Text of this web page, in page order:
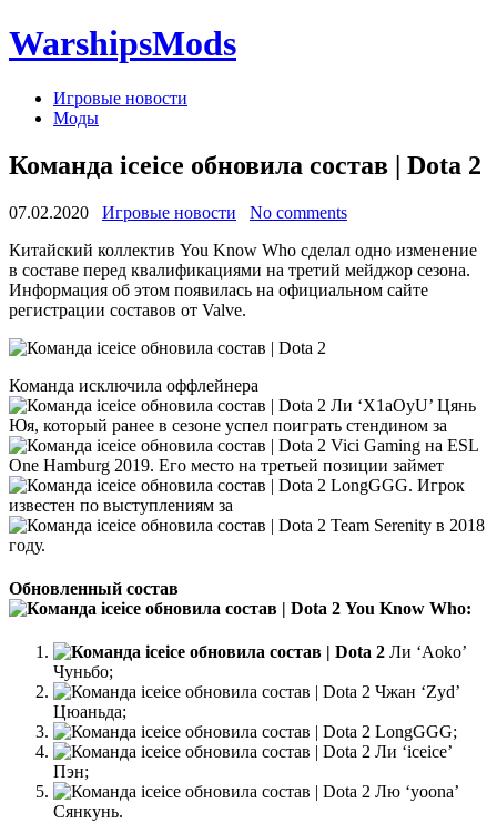
WarshipsMods
Игровые новости
Моды
Команда iceice обновила состав | Dota 2
07.02.2020 Игровые новости
No comments
Китайский коллектив You Know Who сделал одно изменение
в составе перед квалификациями на третий мейджор сезона.
Информация об этом появилась на официальном сайте
регистрации составов от Valve.
Команда исключила оффлейнера
Ли ‘X1aOyU’ Цянь
Юя, который ранее в сезоне успел поиграть стендином за
Vici Gaming на ESL
One Hamburg 2019. Его место на третьей позиции займет
LongGGG. Игрок
известен по выступлениям за
Team Serenity в 2018
году.
Обновленный состав
You Know Who:
Ли ‘Aoko’
Чуньбо;
Чжан ‘Zyd’
Цюаньда;
LongGGG;
Ли ‘iceice’
Пэн;
Лю ‘yoona’
Сянкунь.